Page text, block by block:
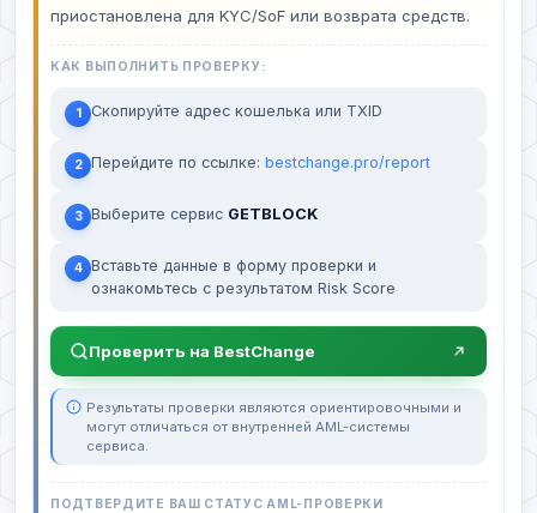
приостановлена для KYC/SoF или возврата средств.
КАК ВЫПОЛНИТЬ ПРОВЕРКУ:
1 Скопируйте адрес кошелька или TXID
2 Перейдите по ссылке: bestchange.pro/report
3 Выберите сервис GETBLOCK
4 Вставьте данные в форму проверки и
ознакомьтесь с результатом Risk Score
Проверить на BestChange
Результаты проверки являются ориентировочными и
могут отличаться от внутренней AML-системы
сервиса.
ПОДТВЕРДИТЕ ВАШ СТАТУС AML-ПРОВЕРКИ